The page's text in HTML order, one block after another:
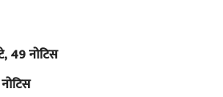
49 नोटिस